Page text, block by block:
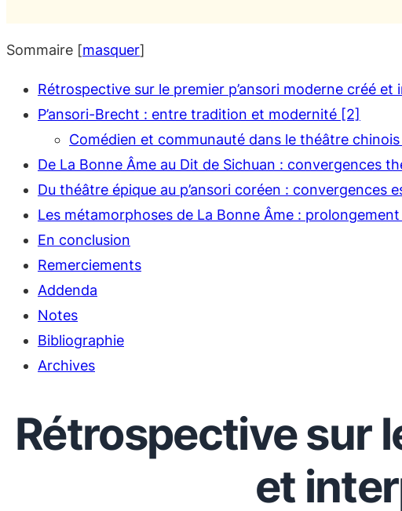
Sommaire [masquer]
Rétrospective sur le premier p’ansori moderne créé
P’ansori-Brecht : entre tradition et modernité [2]
Comédien et communauté dans le théâtre chinois
De La Bonne Âme au Dit de Sichuan : convergences
Du théâtre épique au p’ansori coréen : convergences
Les métamorphoses de La Bonne Âme :
En conclusion
Remerciements
Addenda
Notes
Bibliographie
Archives
Rétrospective sur
et